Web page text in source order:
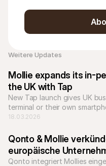
Weitere Updates
Mollie expands its in-
the UK with Tap
New Tap launch gives UK
terminal or their own
18.03.2026
Qonto & Mollie
europäische
Qonto integriert Mollies